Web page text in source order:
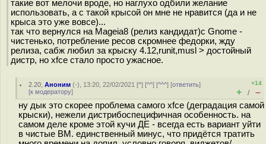
такие вот мелочи вроде, но наглухо одбили желание
использовать, а с такой крысой он мне не нравится (да и не
крыса это уже вовсе)...
так что вернулся на Mageia8 (релиз кандидат)с Gnome -
чистенько, потребление ресов скромнее федорки, жду
релиза, сабж любил за крыску 4.12,runit,musl > достойный
дистр, но xfce стало просто ужасное.
2.20 ,Аноним (-), 13:20, 22/02/2021 [^] [^^] [^^^] [ответить]
[к модератору]
+14
+ / –
ну дык это скорее проблема самого xfce (деградация самой
крыски), нежели дистрибоспецифичная особенность. на
самом деле кроме этой кучи ДЕ - всегда есть вариант уйти
в чистые ВМ. единственный минус, что придётся тратить